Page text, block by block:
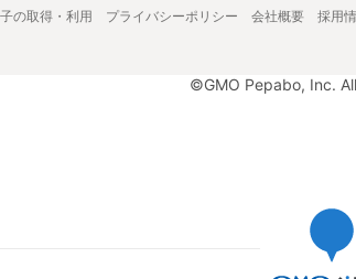
の取得・利用 プライバシーポリシー 会社概要 採用
©GMO Pepabo, Inc.